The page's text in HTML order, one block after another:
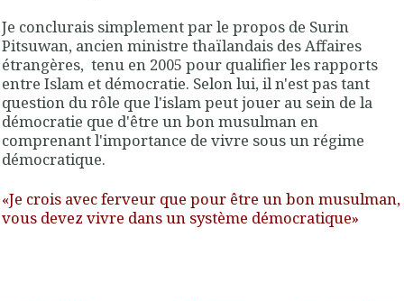
Je conclurais simplement par le propos de Surin
Pitsuwan, ancien ministre thaïlandais des Affaires
étrangères, tenu en 2005 pour qualifier les rapports
entre Islam et démocratie. Selon lui, il n'est pas tant
question du rôle que l'islam peut jouer au sein de la
démocratie que d'être un bon musulman en
comprenant l'importance de vivre sous un régime
démocratique.
«Je crois avec ferveur que pour être un bon musulman,
vous devez vivre dans un système démocratique»